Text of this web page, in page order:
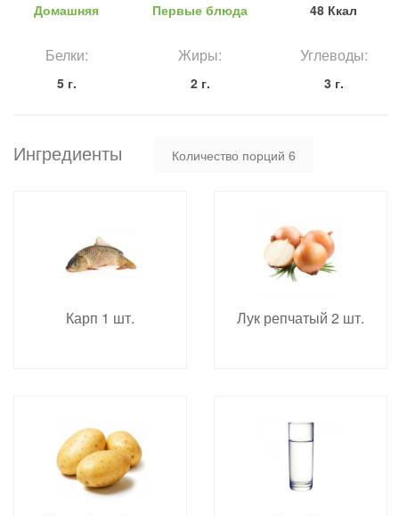
Домашняя Первые блюда 48 Ккал
Белки:
5 г.
Жиры:
2 г.
Углеводы:
3 г.
Ингредиенты Количество порций 6
Карп 1 шт. Лук репчатый 2 шт.